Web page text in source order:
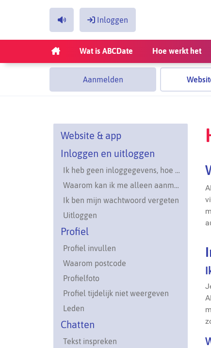
Inloggen
Inloggen
Wachtwoord vergeten?
Klik hier.
Wat is ABCDate Hoe werkt het
Aanmelden
Website & app
Inloggen en uitloggen
Ik heb geen inloggegevens, hoe kan ik inloggen?
Waarom kan ik me alleen aanmelden via mijn begeleider?
Ik ben mijn wachtwoord vergeten
Uitloggen
Profiel
Profiel invullen
Waarom postcode
Profielfoto
Profiel tijdelijk niet weergeven
Leden
Chatten
Tekst inspreken